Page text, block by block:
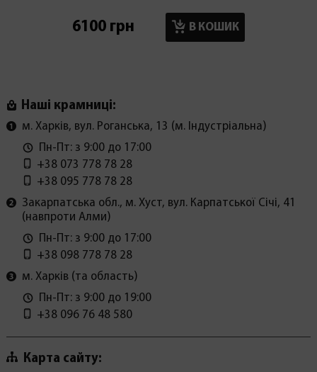
6100 грн В КОШИК
Наші крамниці:
м. Харків, вул. Роганська, 13 (м. Індустріальна)
Пн-Пт: з 9:00 до 17:00
+38 073 778 78 28
+38 095 778 78 28
Закарпатська обл., м. Хуст, вул. Карпатської Січі, 41
(навпроти Алми)
Пн-Пт: з 9:00 до 17:00
+38 098 778 78 28
м. Харків (та область)
Пн-Пт: з 9:00 до 19:00
+38 096 76 48 580
Карта сайту: